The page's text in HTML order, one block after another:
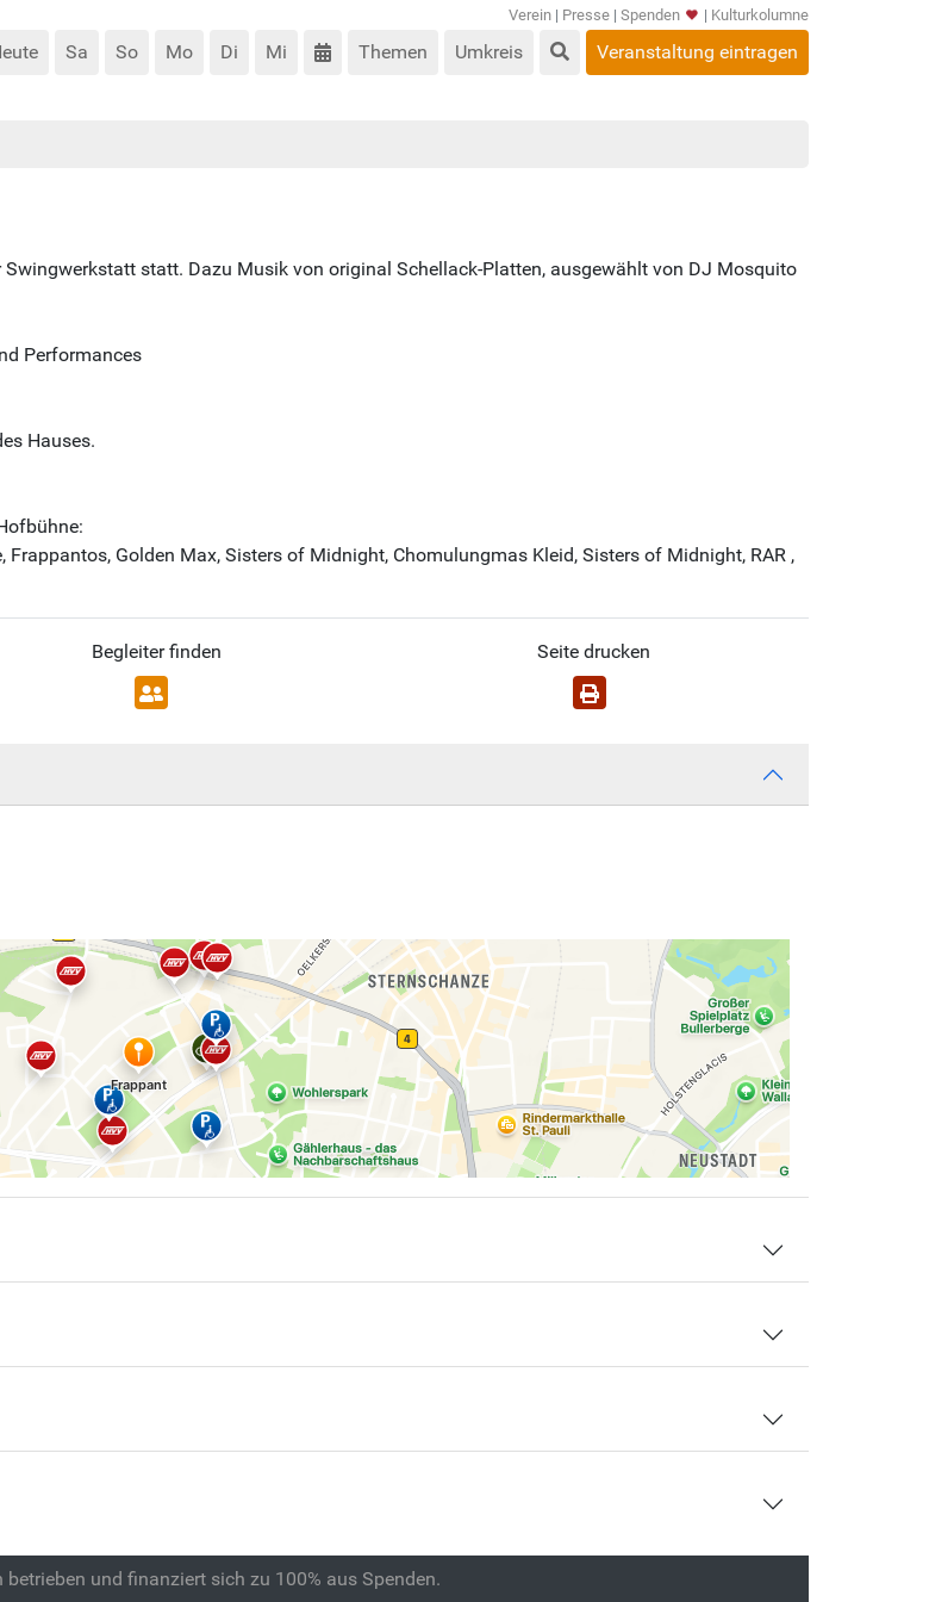
Verein | Presse | Spenden | Kulturkolumne
Sa So Mo Di Mi Themen Umkreis Veranstaltung eintragen
statt. Dazu Musik von original Schellack-Platten, ausgewählt von DJ Mosquito
Performances
Hauses.
Golden Max, Sisters of Midnight, Chomulungmas Kleid, Sisters of Midnight, RAR ,
Begleiter finden Seite drucken
und finanziert sich zu 100% aus Spenden.